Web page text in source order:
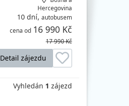
Hercegovina
10 dní, autobusem
cena od 16 990 Kč
17 990 Kč
Detail zájezdu
Vyhledán 1 zájezd